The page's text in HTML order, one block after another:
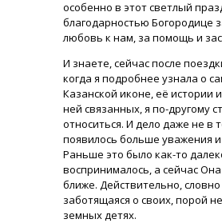
особенно в этот светлый
благодарностью Богородице
любовь к нам, за помощь и
И знаете, сейчас после
когда я подробнее узнала о
Казанской иконе, её истории
ней связанных, я по-другому
относиться. И дело даже не в
появилось больше уважения
Раньше это было как-то
воспринималось, а сейчас Она
ближе. Действительно,
заботящаяся о своих, порой
земных детях.